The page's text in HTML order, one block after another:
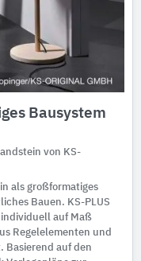
Bausystem
von KS-
als großformatiges
Bauen. KS-PLUS
auf Maß
Regelelementen und
Basierend auf den